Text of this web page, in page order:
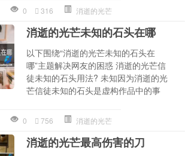
0 316 消逝的光芒
消逝的光芒未知的石头在哪
以下围绕“消逝的光芒未知的石头在
哪”主题解决网友的困惑 消逝的光芒信
徒未知的石头用法? 未知因为消逝的光
芒信徒未知的石头是虚构作品中的事
0 756 消逝的光芒
消逝的光芒最高伤害的刀